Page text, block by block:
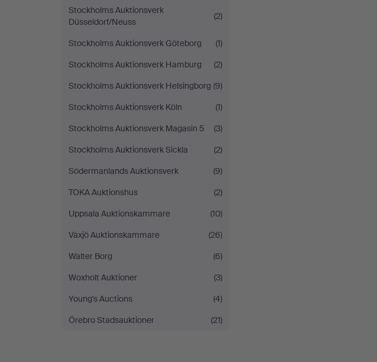
Stockholms Auktionsverk
Düsseldorf/Neuss
(2)
Stockholms Auktionsverk Göteborg
(1)
Stockholms Auktionsverk Hamburg
(2)
Stockholms Auktionsverk Helsingborg (9)
Stockholms Auktionsverk Köln
(1)
Stockholms Auktionsverk Magasin 5
(3)
Stockholms Auktionsverk Sickla
(2)
Södermanlands Auktionsverk
(9)
TOKA Auktionshus
(2)
Uppsala Auktionskammare
(10)
Växjö Auktionskammare
(26)
Walter Borg
(6)
Woxholt Auktioner
(3)
Young's Auctions
(4)
Örebro Stadsauktioner
(21)